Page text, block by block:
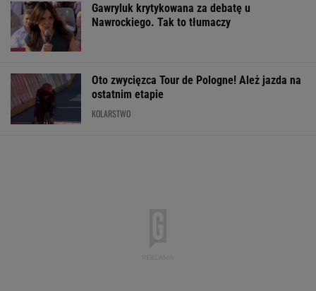
Gawryluk krytykowana za debatę u
Nawrockiego. Tak to tłumaczy
Oto zwycięzca Tour de Pologne! Ależ jazda na
ostatnim etapie
KOLARSTWO